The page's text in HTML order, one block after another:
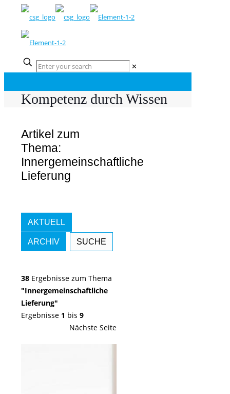
✕
Kompetenz durch Wissen
Artikel zum
Thema:
Innergemeinschaftliche
Lieferung
AKTUELL
ARCHIV SUCHE
38 Ergebnisse zum Thema
"Innergemeinschaftliche
Lieferung"
Ergebnisse 1 bis 9
Nächste Seite